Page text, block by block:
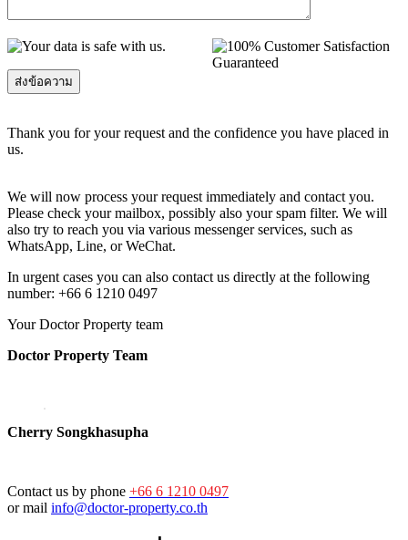
Thank you for your request and the confidence you have placed in
us.
We will now process your request immediately and contact you.
Please check your mailbox, possibly also your spam filter. We will
also try to reach you via various messenger services, such as
WhatsApp, Line, or WeChat.
In urgent cases you can also contact us directly at the following
number: +66 6 1210 0497
Your Doctor Property team
Doctor Property Team
Cherry Songkhasupha
Contact us by phone +66 6 1210 0497
or mail info@doctor-property.co.th